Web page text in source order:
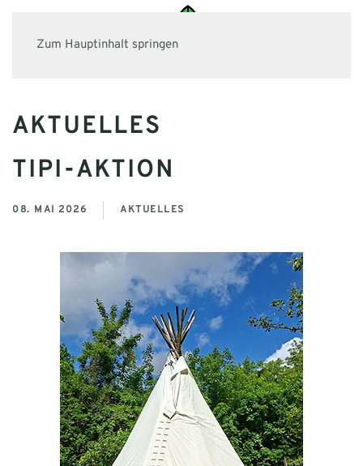
Zum Hauptinhalt springen
AKTUELLES
TIPI-AKTION
08. MAI 2026 AKTUELLES